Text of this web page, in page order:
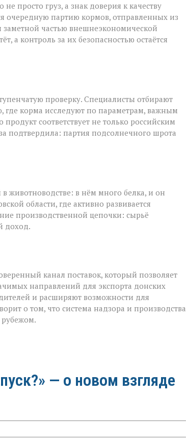
просто груз, а знак доверия к качеству
очередную партию кормов, отправленных из
заметной частью внешнеэкономической
а контроль за их безопасностью остаётся
проверку. Специалисты отбирают
корма исследуют по параметрам, важным
соответствует не только российским
подтвердила: партия подсолнечного шрота
животноводстве: в нём много белка, и он
области, где активно развивается
производственной цепочки: сырьё
доход.
канал поставок, который позволяет
направлений для экспорта донских
и расширяют возможности для
о том, что система надзора и производства
рубежом.
— о новом взгляде